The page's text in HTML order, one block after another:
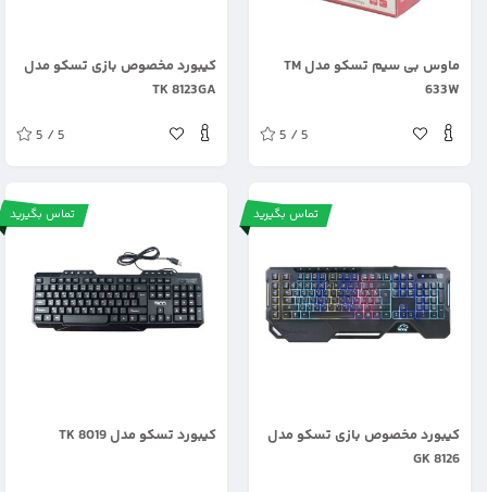
ماوس بی سیم تسکو مدل TM
633W
5 / 5
کیبورد مخصوص بازی تسکو مدل
TK 8123GA
5 / 5
تماس بگیرید
کیبورد مخصوص بازی تسکو مدل
GK 8126
تماس بگیرید
کیبورد تسکو مدل TK 8019